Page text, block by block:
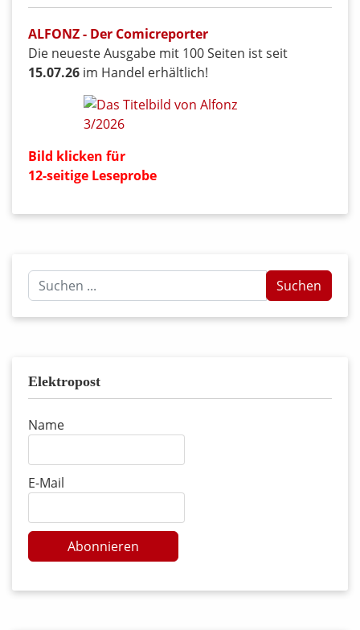
ALFONZ - Der Comicreporter
Die neueste Ausgabe mit 100 Seiten ist seit
15.07.26 im Handel erhältlich!
Bild klicken für
12-seitige Leseprobe
Suchen
...
Suchen
Elektropost
Name
E-Mail
Abonnieren